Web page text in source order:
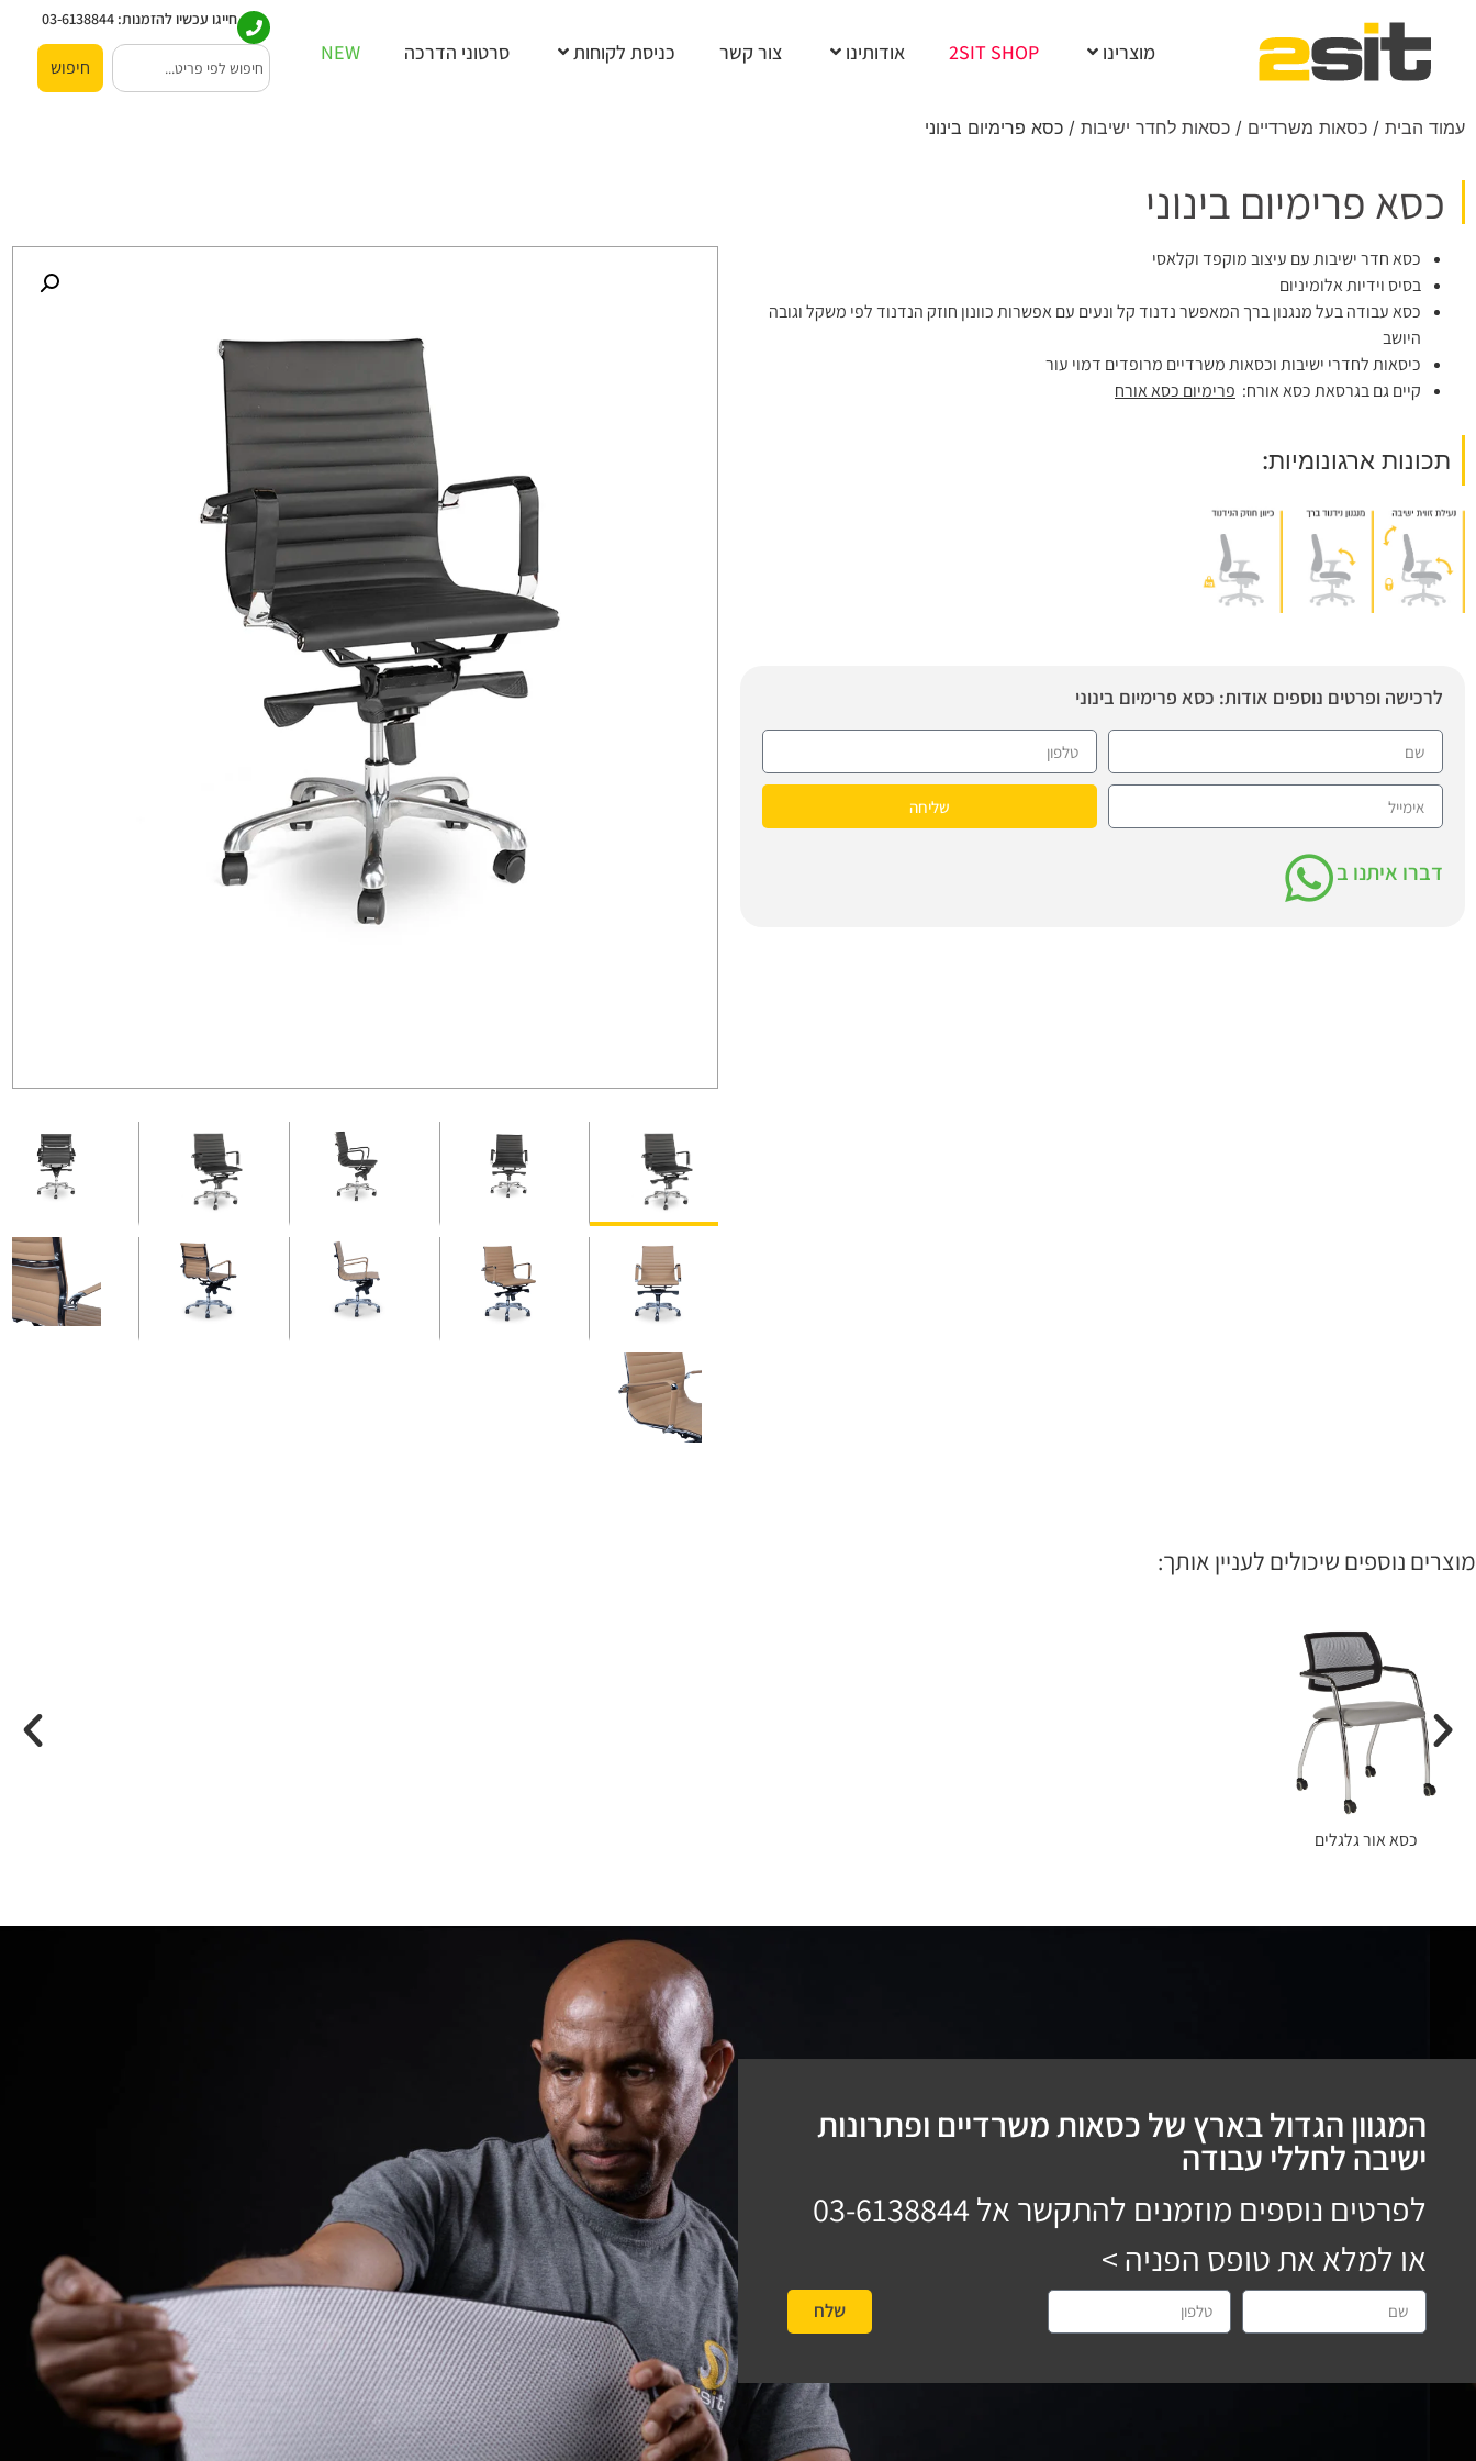
מוצרינו 2SIT SHOP אודותינו צור קשר כניסת לקוחות סרטוני הדרכה NEW
חייגו עכשיו להזמנות: 03-6138844
חיפוש
עמוד הבית / כסאות משרדיים / כסאות לחדר ישיבות / כסא פרימיום בינוני
כסא פרימיום בינוני
כסא חדר ישיבות עם עיצוב מוקפד וקלאסי
בסיס וידיות אלומיניום
כסא עבודה בעל מנגנון ברך המאפשר נדנוד קל ונעים עם אפשרות כוונון חוזק הנדנוד לפי משקל וגובה
היושב
כיסאות לחדרי ישיבות וכסאות משרדיים מרופדים דמוי עור
קיים גם בגרסאת כסא אורח: פרימיום כסא אורח
תכונות ארגונומיות:
לרכישה ופרטים נוספים אודות: כסא פרימיום בינוני
שליחה
דברו איתנו ב
מוצרים נוספים שיכולים לעניין אותך:
כסא אור גלגלים
המגוון הגדול בארץ של כסאות משרדיים ופתרונות
ישיבה לחללי עבודה
לפרטים נוספים מוזמנים להתקשר אל03-6138844
או למלא את טופס הפניה >
שלח